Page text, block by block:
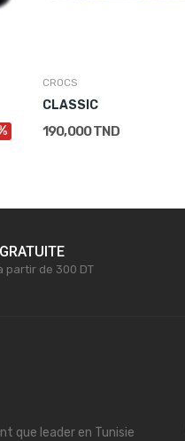
CROCS
CLASSIC
190,000 TND
partir de 300 DT
que leader en Tunisie